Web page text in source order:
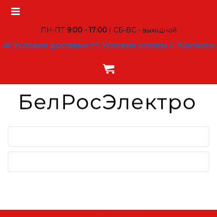
ПН-ПТ 9:00 - 17:00| СБ-ВС - выходной
Условия доставки Условия оплаты Контакты